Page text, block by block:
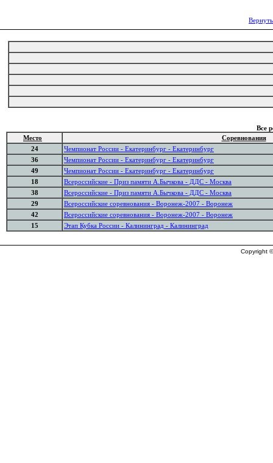
Все
Место
Соревнования
24
Чемпионат России - Екатеринбург - Екатеринбург
36
Чемпионат России - Екатеринбург - Екатеринбург
49
Чемпионат России - Екатеринбург - Екатеринбург
18
Всероссийские - Приз памяти А.Бычкова - ДДС - Москва
38
Всероссийские - Приз памяти А.Бычкова - ДДС - Москва
29
Всероссийские соревнования - Воронеж-2007 - Воронеж
42
Всероссийские соревнования - Воронеж-2007 - Воронеж
15
Этап Кубка России - Калининград - Калининград
Copyright